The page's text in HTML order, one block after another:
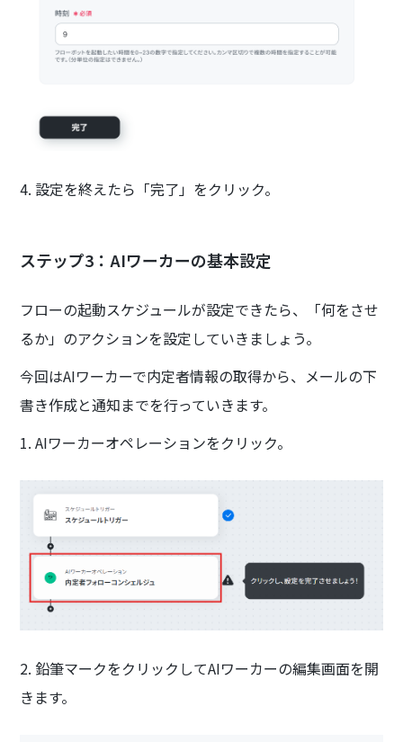
4. 設定を終えたら「完了」をクリック。
ステップ3：AIワーカーの基本設定
フローの起動スケジュールが設定できたら、「何をさせ
るか」のアクションを設定していきましょう。
今回はAIワーカーで内定者情報の取得から、メールの下
書き作成と通知までを行っていきます。
1. AIワーカーオペレーションをクリック。
2. 鉛筆マークをクリックしてAIワーカーの編集画面を開
きます。